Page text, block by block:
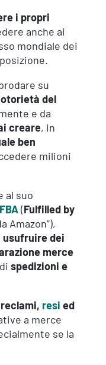
i propri
anche ai
mondiale dei
su
del
e da
creare, in
ben
milioni
al suo
(Fulfilled by
Amazon”),
usufruire dei
merce
spedizioni e
reclami, resi ed
a merce
se la